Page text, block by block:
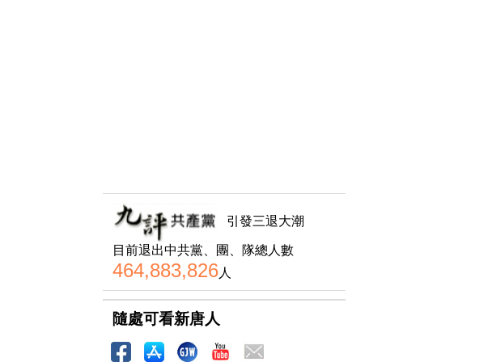
引發三退大潮
目前退出中共黨、團、隊總人數
464,883,826人
隨處可看新唐人